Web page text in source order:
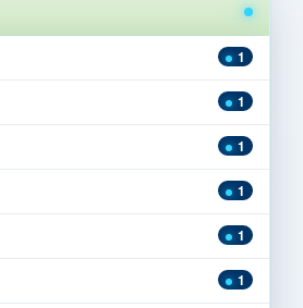
1
1
1
1
1
1